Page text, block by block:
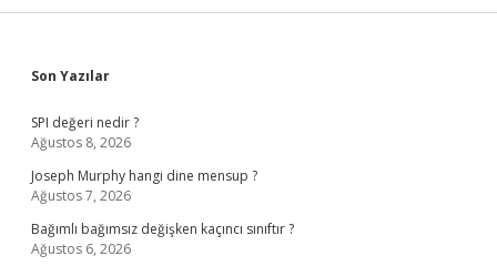
Sidebar
Son Yazılar
SPI değeri nedir ?
Ağustos 8, 2026
Joseph Murphy hangi dine mensup ?
Ağustos 7, 2026
Bağımlı bağımsız değişken kaçıncı sınıftır ?
Ağustos 6, 2026